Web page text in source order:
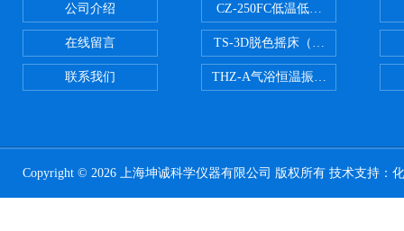
公司介绍
在线留言
联系我们
CZ-250FC低温低湿种子储藏柜
TS-3D脱色摇床（三维运动）
THZ-A气浴恒温振荡器
Copyright © 2026 上海坤诚科学仪器有限公司 版权所有 技术支持：